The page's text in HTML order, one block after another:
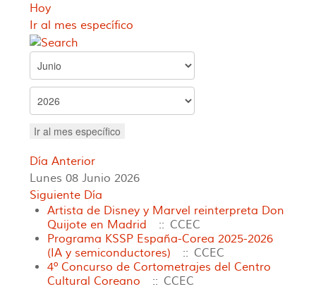
Hoy
Ir al mes específico
Ir al mes específico
Día Anterior
Lunes 08 Junio 2026
Siguiente Día
Artista de Disney y Marvel reinterpreta Don
Quijote en Madrid
:: CCEC
Programa KSSP España-Corea 2025-2026
(IA y semiconductores)
:: CCEC
4º Concurso de Cortometrajes del Centro
Cultural Coreano
:: CCEC